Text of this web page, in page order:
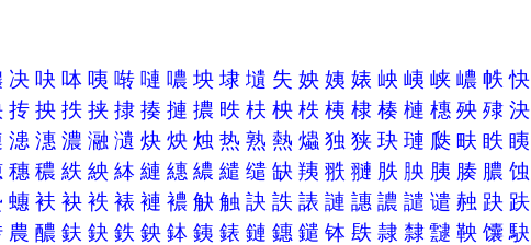
决 吷 呠 咦 啭 嗹 噥坱埭壝 失姎姨婊岟峓峡嶩帙快
抟抰抶挟捸揍摙擃 昳枎柍柣桋棣楱槤橞殃殔決
漶潓濃瀜瀢炔炴烛热熟熱爞独狭玦璉 瓞畉眣眱
穗穠紩紻絊縺繐繷繾缱缺羠翐翴 胅 胦 胰 腠 膿蚀
蟪衭袂袟裱褳襛觖触訣詄諘謰譓譨譴谴赨 趹 趺
農醲鈇鈌鉄鉠鉢銕錶鏈鏸鑓钵镻隷 隸靆鞅馕駃